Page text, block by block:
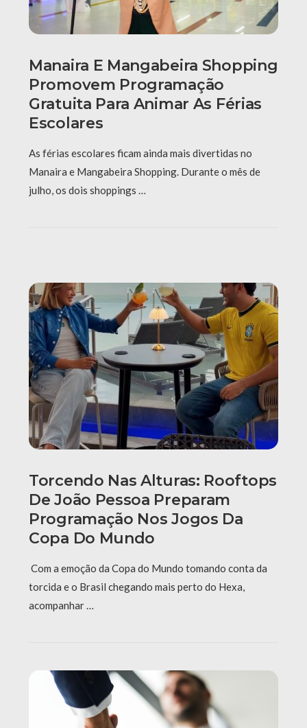
Manaira E Mangabeira Shopping
Promovem Programação
Gratuita Para Animar As Férias
Escolares
As férias escolares ficam ainda mais divertidas no
Manaira e Mangabeira Shopping. Durante o mês de
julho, os dois shoppings …
Torcendo Nas Alturas: Rooftops
De João Pessoa Preparam
Programação Nos Jogos Da
Copa Do Mundo
Com a emoção da Copa do Mundo tomando conta da
torcida e o Brasil chegando mais perto do Hexa,
acompanhar …